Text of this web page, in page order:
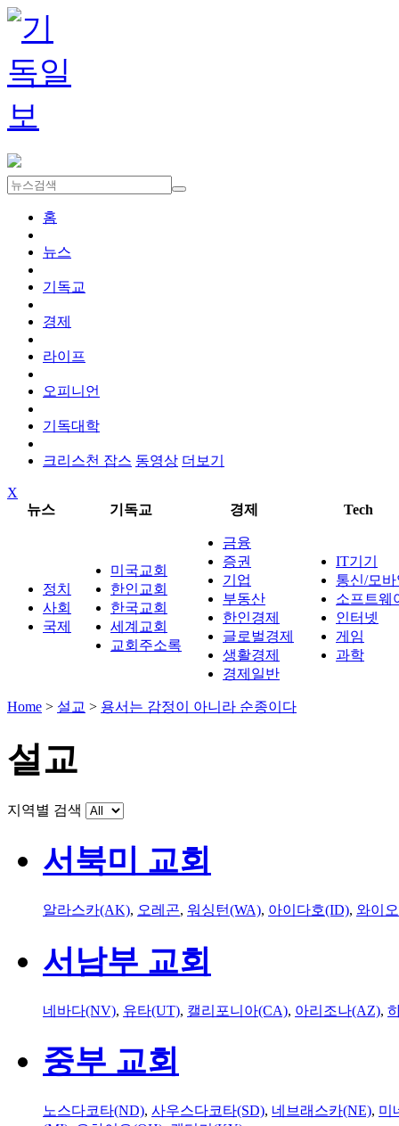
홈
뉴스
기독교
경제
라이프
오피니언
기독대학
크리스천 잡스 동영상 더보기
X
뉴스
기독교 경제 Tech
정치
사회
국제
미국교회
한인교회
한국교회
세계교회
교회주소록
금융
증권
기업
부동산
한인경제
글로벌경제
생활경제
경제일반
IT기기
통신/모
소프트웨
인터넷
게임
과학
Home > 설교 > 용서는 감정이 아니라 순종이다
설교
지역별 검색
서북미 교회
알라스카(AK), 오레곤, 워싱턴(WA), 아이다호(ID), 와이
서남부 교회
네바다(NV), 유타(UT), 캘리포니아(CA), 아리조나(AZ),
중부 교회
노스다코타(ND), 사우스다코타(SD), 네브래스카(NE), 미